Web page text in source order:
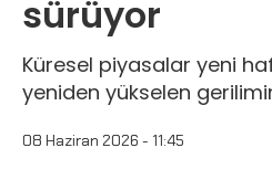
sürüyor
Küresel piyasalar yeni
yeniden yükselen
08 Haziran 2026 - 11:45